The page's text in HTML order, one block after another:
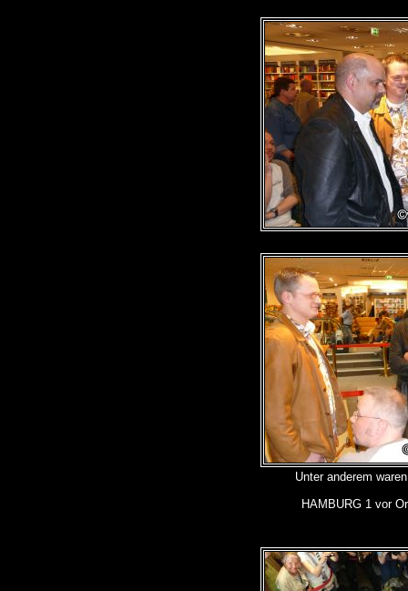
Unter anderem
HAMBURG 1 vor